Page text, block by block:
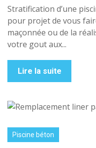
Stratification d’une
pour projet de vous
maçonnée ou de la
votre gout aux...
Lire la suite
Piscine béton